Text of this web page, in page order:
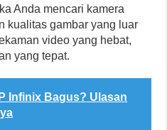
Anda mencari kamera
kualitas gambar yang luar
video yang hebat,
yang tepat.
Infinix Bagus? Ulasan